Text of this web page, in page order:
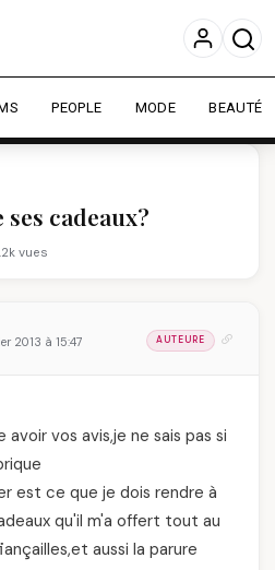
pour améliorer votre
l'audience.
En savoir plus
Personnaliser
PEOPLE MODE BEAUTÉ
cadeaux?
vues
2013 à 15:47 AUTEURE
vos avis,je ne sais pas si
est ce que je dois rendre à
qu'il m'a offert tout au
aussi la parure